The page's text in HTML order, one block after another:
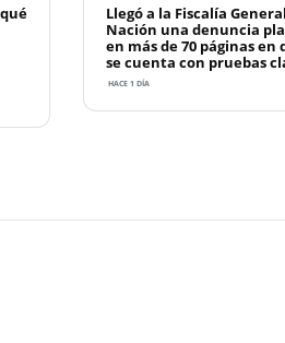
Llegó a la Fiscalía
Nación una denuncia
en más de 70 páginas en
se cuenta con pruebas
HACE 1 DÍA